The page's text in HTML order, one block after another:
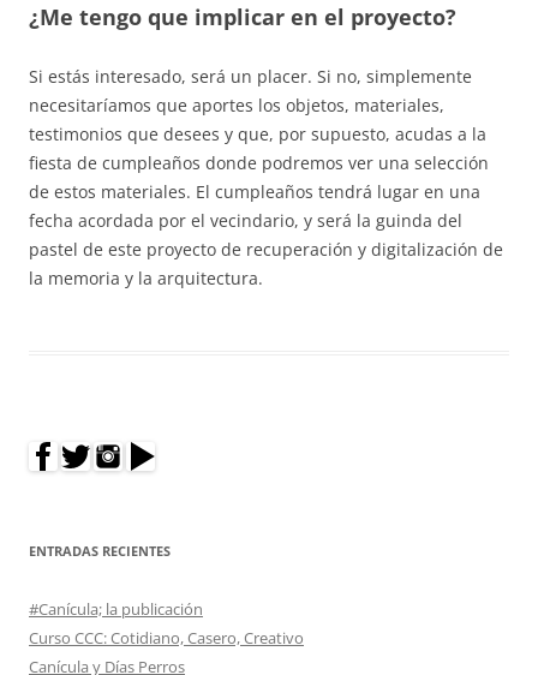
¿Me tengo que implicar en el proyecto?
Si estás interesado, será un placer. Si no, simplemente
necesitaríamos que aportes los objetos, materiales,
testimonios que desees y que, por supuesto, acudas a la
fiesta de cumpleaños donde podremos ver una selección
de estos materiales. El cumpleaños tendrá lugar en una
fecha acordada por el vecindario, y será la guinda del
pastel de este proyecto de recuperación y digitalización de
la memoria y la arquitectura.
ENTRADAS RECIENTES
#Canícula; la publicación
Curso CCC: Cotidiano, Casero, Creativo
Canícula y Días Perros